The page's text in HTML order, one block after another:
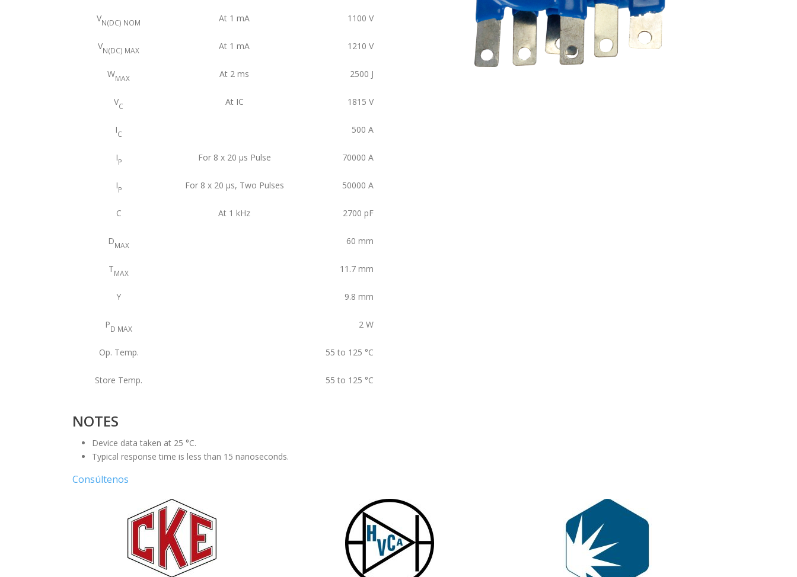
VN(DC) NOM At 1 mA 1100 V
VN(DC) MAX At 1 mA 1210 V
WMAX At 2 ms 2500 J
VC At IC 1815 V
IC 500 A
IP For 8 x 20 μs Pulse 70000 A
IP For 8 x 20 μs, Two Pulses 50000 A
C At 1 kHz 2700 pF
DMAX 60 mm
TMAX 11.7 mm
Y 9.8 mm
PD MAX 2 W
Op. Temp. 55 to 125 °C
Store Temp. 55 to 125 °C
NOTES
Device data taken at 25 °C.
Typical response time is less than 15 nanoseconds.
Consúltenos